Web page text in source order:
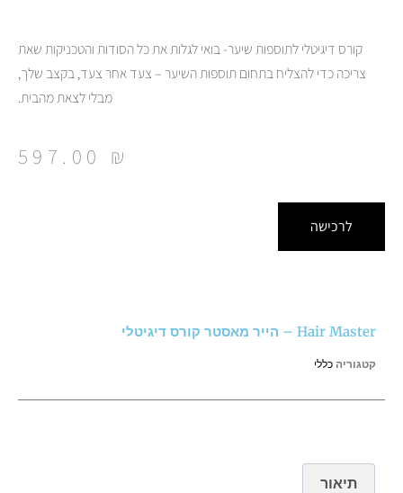
קורס דיגיטלי לתוספות שיער- בואי לגלות את כל הסודות והטכניקות שאת
צריכה כדי להצליח בתחום תוספות השיער – צעד אחר צעד, בקצב שלך,
מבלי לצאת מהבית.
597.00 ₪
לרכישה
Hair Master – הייר מאסטר קורס דיגיטלי
קטגוריה כללי
תיאור